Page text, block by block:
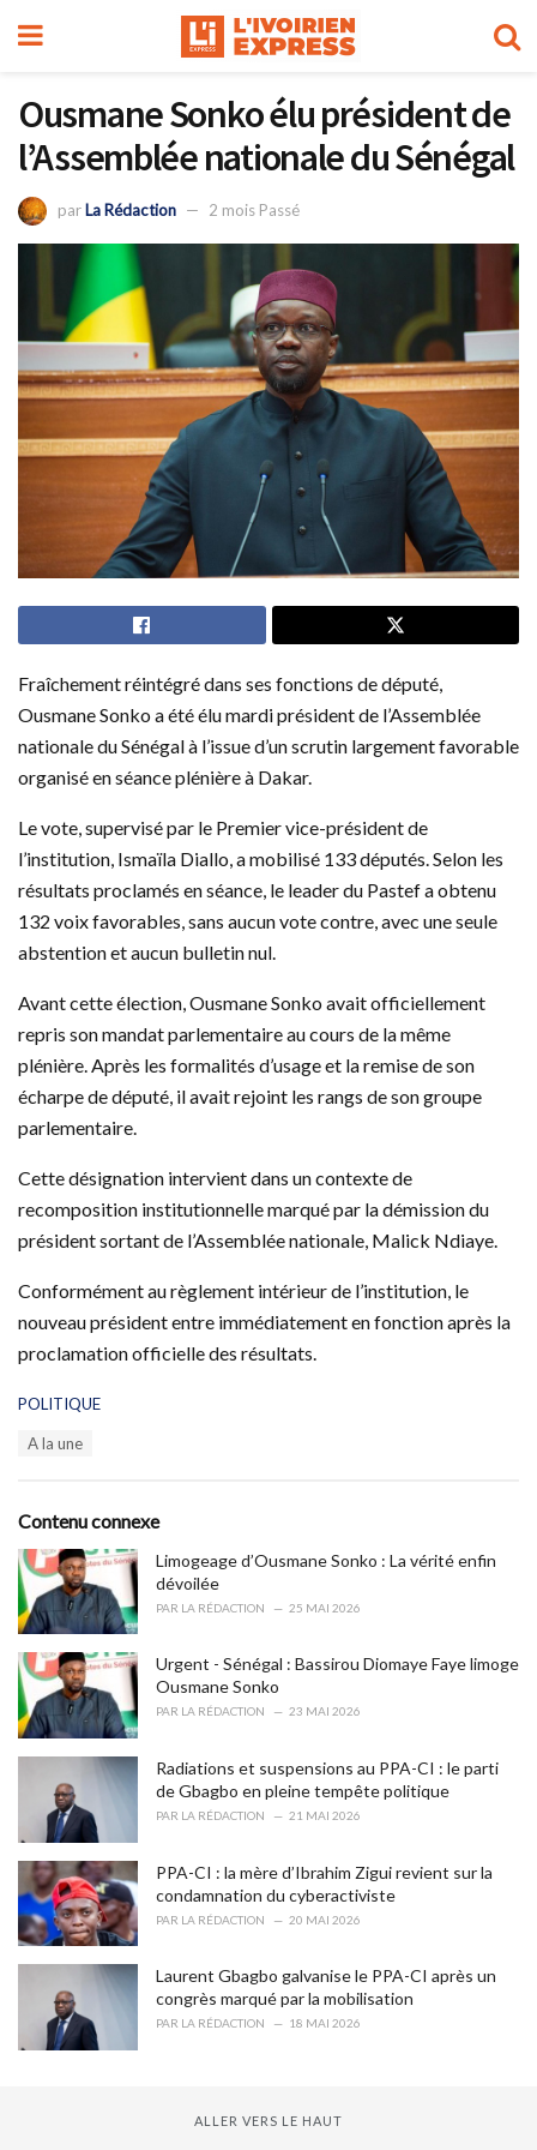
Ousmane Sonko élu président de
l’Assemblée nationale du Sénégal
parLa Rédaction 2 mois Passé
Fraîchement réintégré dans ses fonctions de député,
Ousmane Sonko a été élu mardi président de l’Assemblée
nationale du Sénégal à l’issue d’un scrutin largement favorable
organisé en séance plénière à Dakar.
Le vote, supervisé par le Premier vice-président de
l’institution, Ismaïla Diallo, a mobilisé 133 députés. Selon les
résultats proclamés en séance, le leader du Pastef a obtenu
132 voix favorables, sans aucun vote contre, avec une seule
abstention et aucun bulletin nul.
Avant cette élection, Ousmane Sonko avait officiellement
repris son mandat parlementaire au cours de la même
plénière. Après les formalités d’usage et la remise de son
écharpe de député, il avait rejoint les rangs de son groupe
parlementaire.
Cette désignation intervient dans un contexte de
recomposition institutionnelle marqué par la démission du
président sortant de l’Assemblée nationale, Malick Ndiaye.
Conformément au règlement intérieur de l’institution, le
nouveau président entre immédiatement en fonction après la
proclamation officielle des résultats.
C
o
r
i
e
s
:
POLITIQUE
:
A la une
Contenu connexe
Limogeage d’Ousmane Sonko : La vérité enfin
dévoilée
PAR LA RÉDACTION 25 MAI 2026
Urgent - Sénégal : Bassirou Diomaye Faye limoge
Ousmane Sonko
PAR LA RÉDACTION 23 MAI 2026
Radiations et suspensions au PPA-CI : le parti
de Gbagbo en pleine tempête politique
PAR LA RÉDACTION 21 MAI 2026
PPA-CI : la mère d’Ibrahim Zigui revient sur la
condamnation du cyberactiviste
PAR LA RÉDACTION 20 MAI 2026
Laurent Gbagbo galvanise le PPA-CI après un
congrès marqué par la mobilisation
PAR LA RÉDACTION 18 MAI 2026
ALLER VERS LE HAUT